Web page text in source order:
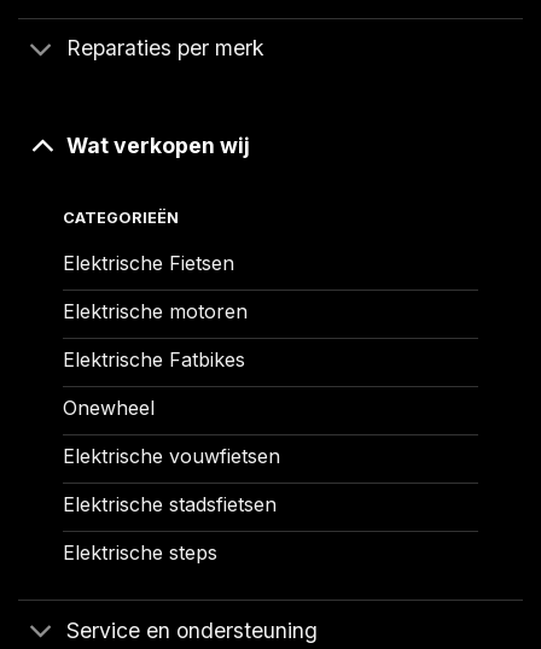
Reparaties per merk
Wat verkopen wij
CATEGORIEËN
Elektrische Fietsen
Elektrische motoren
Elektrische Fatbikes
Onewheel
Elektrische vouwfietsen
Elektrische stadsfietsen
Elektrische steps
Service en ondersteuning